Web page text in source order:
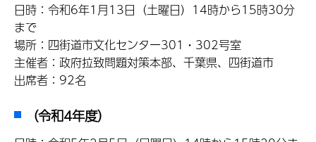
日時：令和6年1月13日（土曜日）14時から15時30分
まで
場所：四街道市文化センター301・302号室
主催者：政府拉致問題対策本部、千葉県、四街道市
出席者：92名
（令和4年度）